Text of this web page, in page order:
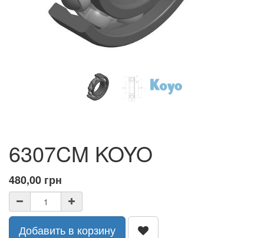
6307CM KOYO
480,00 грн
Добавить в корзину